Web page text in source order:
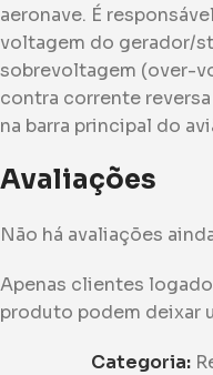
aeronave. É
voltagem do gerador/
sobrevoltagem (over-
contra corrente
na barra principal do
Avaliações
Não há avaliações
Apenas clientes
produto podem deixar
Categoria: